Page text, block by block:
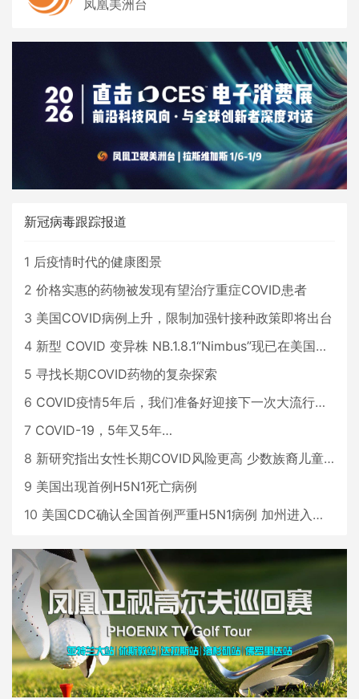
凤凰美洲台
新冠病毒跟踪报道
1 后疫情时代的健康图景
2 价格实惠的药物被发现有望治疗重症COVID患者
3 美国COVID病例上升，限制加强针接种政策即将出台
4 新型 COVID 变异株 NB.1.8.1“Nimbus”现已在美国占据主导地位
5 寻找长期COVID药物的复杂探索
6 COVID疫情5年后，我们准备好迎接下一次大流行了吗？
7 COVID-19，5年又5年…
8 新研究指出女性长期COVID风险更高 少数族裔儿童存在差异
9 美国出现首例H5N1死亡病例
10 美国CDC确认全国首例严重H5N1病例 加州进入紧急状态